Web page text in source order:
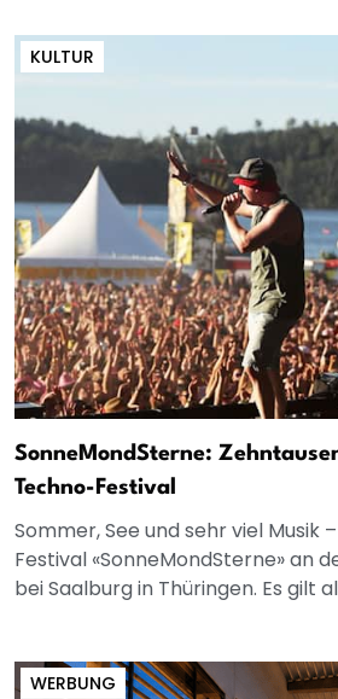
KULTUR
SonneMondSterne:
Techno-Festival
Sommer, See und sehr viel Musik
Festival «SonneMondSterne» an
bei Saalburg in Thüringen. Es gilt
WERBUNG